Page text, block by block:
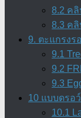
8.2 คลิ
8.3 คลิ
9. ตะแกรงร
9.1
9.2
9.3
10 แบบดรอ
10.1